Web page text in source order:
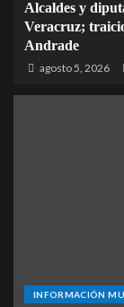
Alcaldes y
Veracruz;
Andrade
agosto 5, 2026
INFORMACIÓN